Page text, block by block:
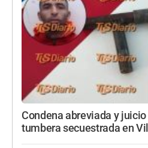
Condena abreviada y
tumbera secuestrada en